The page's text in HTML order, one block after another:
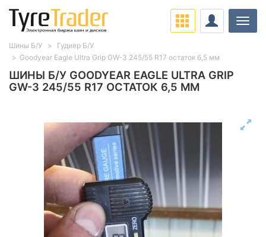
ШИНЫ Б/У GOODYEAR EAGLE ULTRA GRIP
GW-3 245/55 R17 ОСТАТОК 6,5 ММ
Шины Б/У
Гудиер Б/У
Goodyear Eagle Ultra Grip GW-3 245/55 R17 остаток 6,5 мм